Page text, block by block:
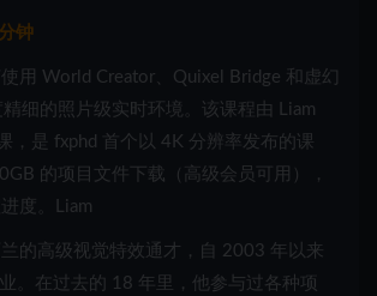
钟
用 World Creator、Quixel Bridge 和虚幻
细的照片级实时环境。该课程由 Liam
，是 fxphd 首个以 4K 分辨率发布的课
的项目文件下载（高级会员可用），
度。Liam
的高级视觉特效通才，自 2003 年以来
。在过去的 18 年里，他参与过各种项